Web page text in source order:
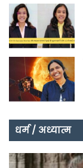
धर्म / अध्यात्म